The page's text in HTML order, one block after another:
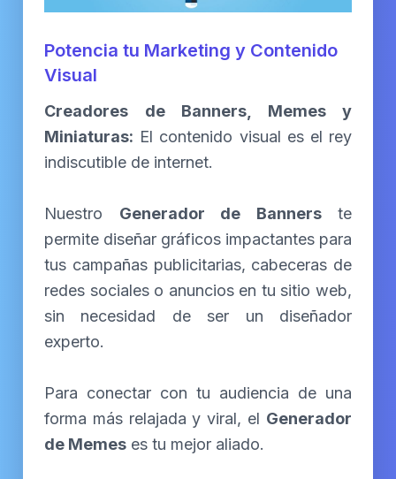
Potencia tu Marketing y Contenido
Visual
Creadores de Banners, Memes y
Miniaturas: El contenido visual es el rey
indiscutible de internet.
Nuestro Generador de Bannerste
permite diseñar gráficos impactantes para
tus campañas publicitarias, cabeceras de
redes sociales o anuncios en tu sitio web,
sin necesidad de ser un diseñador
experto.
Para conectar con tu audiencia de una
forma más relajada y viral, el Generador
de Memes es tu mejor aliado.